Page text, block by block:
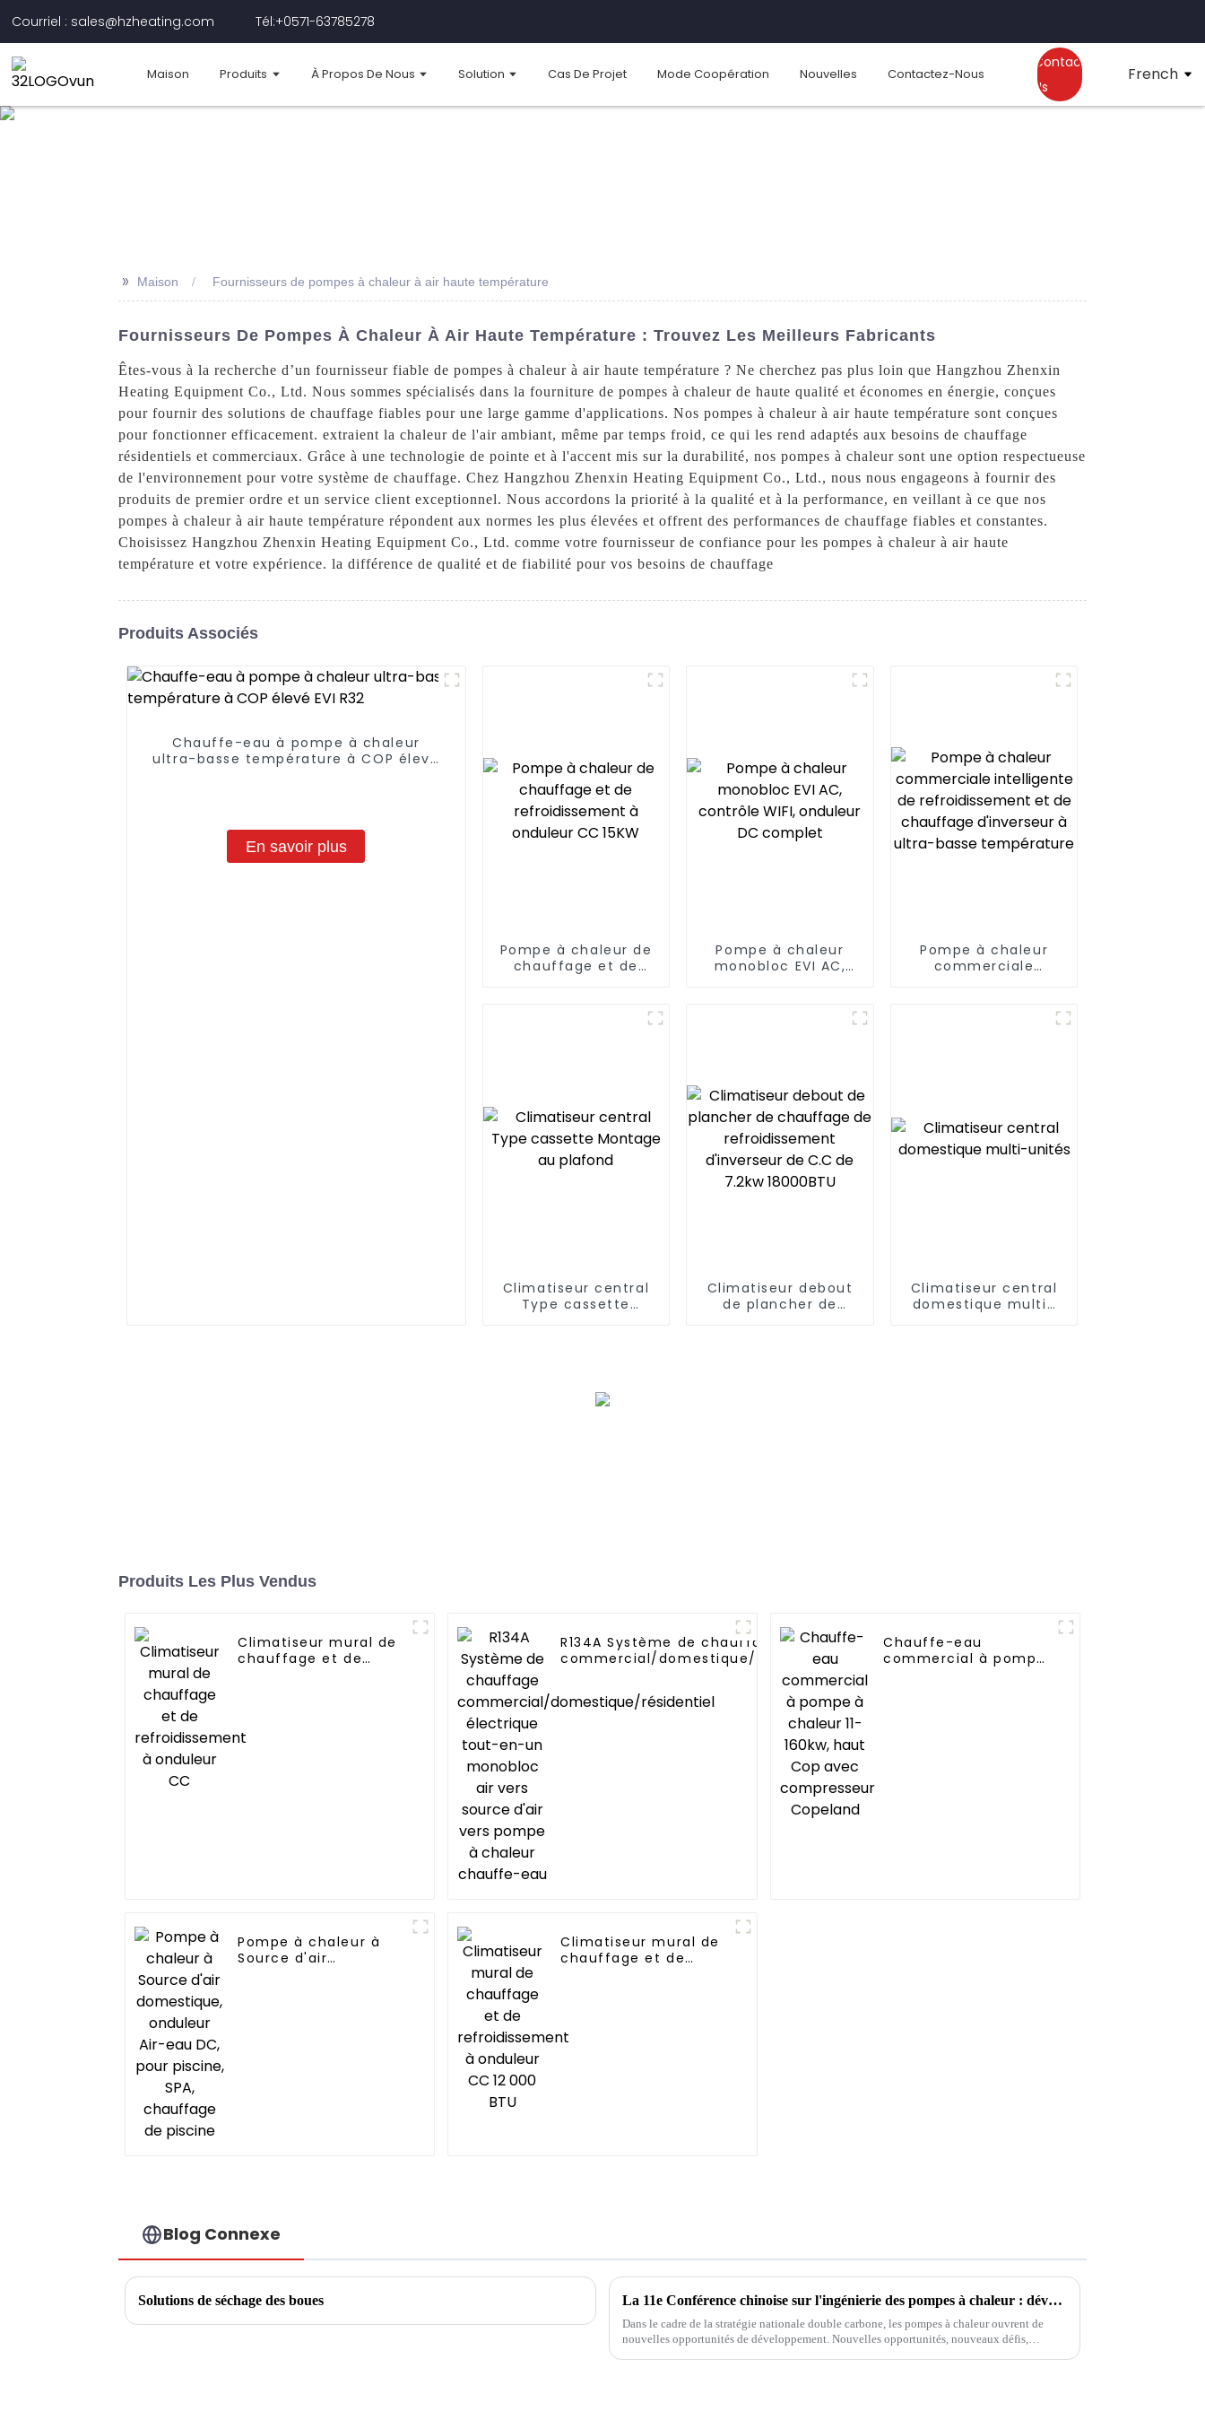
Courriel : sales@hzheating.com Tél:+0571-63785278
Maison Produits À Propos De Nous Solution Cas De Projet Mode Coopération Nouvelles Contactez-Nous
Contact
Us
French
>> Maison Fournisseurs de pompes à chaleur à air haute température
Fournisseurs De Pompes À Chaleur À Air Haute Température : Trouvez Les Meilleurs Fabricants
Êtes-vous à la recherche d’un fournisseur fiable de pompes à chaleur à air haute température ? Ne cherchez pas plus loin que Hangzhou Zhenxin
Heating Equipment Co., Ltd. Nous sommes spécialisés dans la fourniture de pompes à chaleur de haute qualité et économes en énergie, conçues
pour fournir des solutions de chauffage fiables pour une large gamme d'applications. Nos pompes à chaleur à air haute température sont conçues
pour fonctionner efficacement. extraient la chaleur de l'air ambiant, même par temps froid, ce qui les rend adaptés aux besoins de chauffage
résidentiels et commerciaux. Grâce à une technologie de pointe et à l'accent mis sur la durabilité, nos pompes à chaleur sont une option respectueuse
de l'environnement pour votre système de chauffage. Chez Hangzhou Zhenxin Heating Equipment Co., Ltd., nous nous engageons à fournir des
produits de premier ordre et un service client exceptionnel. Nous accordons la priorité à la qualité et à la performance, en veillant à ce que nos
pompes à chaleur à air haute température répondent aux normes les plus élevées et offrent des performances de chauffage fiables et constantes.
Choisissez Hangzhou Zhenxin Heating Equipment Co., Ltd. comme votre fournisseur de confiance pour les pompes à chaleur à air haute
température et votre expérience. la différence de qualité et de fiabilité pour vos besoins de chauffage
Produits Associés
Chauffe-eau à pompe à chaleur
ultra-basse température à COP élevé
En savoir plus
Pompe à chaleur de
chauffage et de
Pompe à chaleur
monobloc EVI AC,
Pompe à chaleur
commerciale
d'inverseur à ultra-
Climatiseur central
Type cassette
Climatiseur debout
de plancher de
Climatiseur central
domestique multi-
Produits Les Plus Vendus
Climatiseur mural de
chauffage et de
R134A Système de chauffage
commercial/domestique/résidentiel
électrique tout-en-un monobloc air
vers source d'air vers pompe à
chaleur chauffe-eau
Chauffe-eau
commercial à pompe
Pompe à chaleur à
Source d'air
Climatiseur mural de
chauffage et de
Blog Connexe
Solutions de séchage des boues La 11e Conférence chinoise sur l'ingénierie des pompes à chaleur : développement de pompes à chaleur et complémentation multi-énergies
Dans le cadre de la stratégie nationale double carbone, les pompes à chaleur ouvrent de
nouvelles opportunités de développement. Nouvelles opportunités, nouveaux défis,